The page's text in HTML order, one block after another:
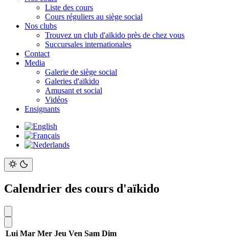
Liste des cours
Cours réguliers au siège social
Nos clubs
Trouvez un club d'aïkido près de chez vous
Succursales internationales
Contact
Media
Galerie de siège social
Galeries d'aïkido
Amusant et social
Vidéos
Ensignants
Calendrier des cours d'aïkido
Lui Mar Mer Jeu Ven Sam Dim